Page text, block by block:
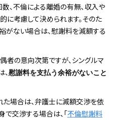
、不倫による離婚の有無、収入や
に考慮して決められます。そのた
がない場合は、慰謝料を減額する
者の意向次第ですが、シングルマ
慰謝料を支払う余裕がないこと
場合は、弁護士に減額交渉を依
で交渉する場合は、「不倫慰謝料